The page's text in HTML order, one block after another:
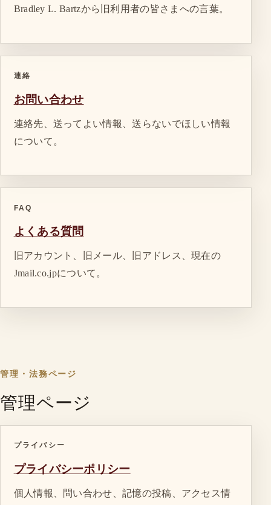
Bradley L. Bartzから旧利用者の皆さまへの言葉。
連絡
お問い合わせ
連絡先、送ってよい情報、送らないでほしい情報
について。
FAQ
よくある質問
旧アカウント、旧メール、旧アドレス、現在の
Jmail.co.jpについて。
管理・法務ページ
管理ページ
プライバシー
プライバシーポリシー
個人情報、問い合わせ、記憶の投稿、アクセス情